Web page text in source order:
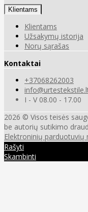
Klientams
Klientams
Užsakymų istorija
Norų sąrašas
Kontaktai
+37068262003
I - V 08.00 - 17.00
2026 © Visos teisės
be autorių sutikimo
Elektroninių parduotuvių
Rašyti
Skambinti